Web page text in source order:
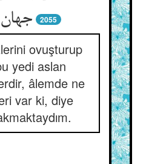
جهان
2055
ovuşturup
yedi aslan
âlemde ne
var ki, diye